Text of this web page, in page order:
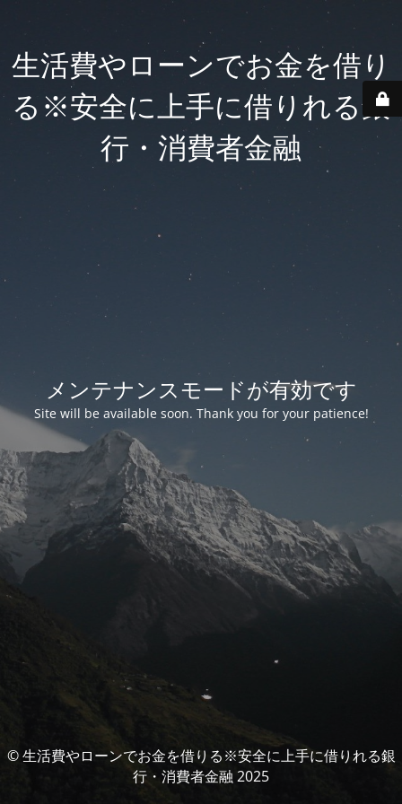
生活費やローンでお金を借り
る※安全に上手に借りれる銀
行・消費者金融
メンテナンスモードが有効です
Site will be available soon. Thank you for your patience!
© 生活費やローンでお金を借りる※安全に上手に借りれる銀
行・消費者金融 2025